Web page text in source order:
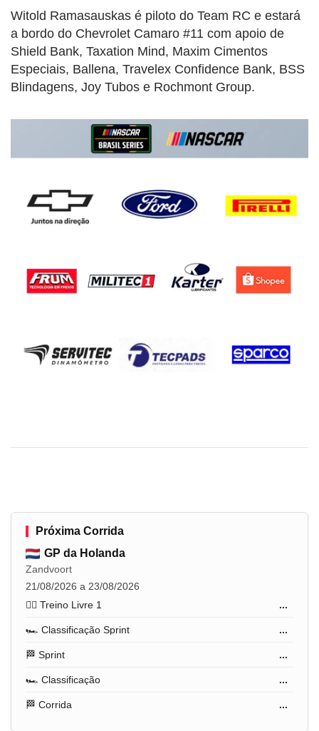
Witold Ramasauskas é piloto do Team RC e estará
a bordo do Chevrolet Camaro #11 com apoio de
Shield Bank, Taxation Mind, Maxim Cimentos
Especiais, Ballena, Travelex Confidence Bank, BSS
Blindagens, Joy Tubos e Rochmont Group.
Próxima Corrida
GP da Holanda
Zandvoort
21/08/2026 a 23/08/2026
🏋️‍♂️ Treino Livre 1
...
🏎️ Classificação Sprint ...
🏁 Sprint ...
🏎️ Classificação ...
🏁 Corrida ...